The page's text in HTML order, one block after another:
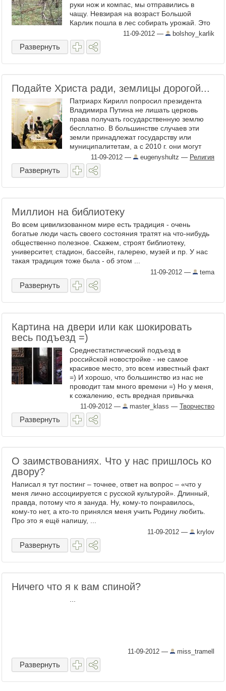
руки нож и компас, мы отправились в
чащу. Невзирая на возраст Большой
Карлик пошла в лес собирать урожай. Это
было очень рано, почти в ...
11-09-2012 — bolshoy_karlik
Развернуть
Подайте Христа ради, землицы дорогой...
Патриарх Кирилл попросил президента
Владимира Путина не лишать церковь
права получать государственную землю
бесплатно. В большинстве случаев эти
земли принадлежат государству или
муниципалитетам, а с 2010 г. они могут
безвозмездно ...
11-09-2012 — eugenyshultz — Религия
Развернуть
Миллион на библиотеку
Во всем цивилизованном мире есть традиция - очень
богатые люди часть своего состояния тратят на что-нибудь
общественно полезное. Скажем, строят библиотеку,
университет, стадион, бассейн, галерею, музей и пр. У нас
такая традиция тоже была - об этом ...
11-09-2012 — tema
Развернуть
Картина на двери или как шокировать
весь подъезд =)
Среднестатистический подъезд в
российской новостройке - не самое
красивое место, это всем известный факт
=) И хорошо, что большинство из нас не
проводит там много времени =) Но у меня,
к сожалению, есть вредная привычка
(курение) и мне частенько ...
11-09-2012 — master_klass — Творчество
Развернуть
О заимствованиях. Что у нас пришлось ко
двору?
Написал я тут постинг – точнее, ответ на вопрос – «что у
меня лично ассоциируется с русской культурой». Длинный,
правда, потому что я зануда. Ну, кому-то понравилось,
кому-то нет, а кто-то принялся меня учить Родину любить.
Про это я ещё напишу, ...
11-09-2012 — krylov
Развернуть
Ничего что я к вам спиной?
11-09-2012 — miss_tramell
Развернуть